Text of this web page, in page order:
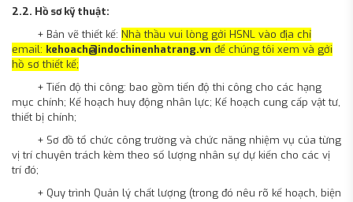
2.2. Hồ sơ kỹ thuật:
+ Bản vẽ thiết kế: Nhà thầu vui lòng gởi HSNL vào địa chỉ
email: kehoach@indochinenhatrang.vn để chúng tôi xem và gởi
hồ sơ thiết kế;
+ Tiến độ thi công: bao gồm tiến độ thi công cho các hạng
mục chính; Kế hoạch huy động nhân lực; Kế hoạch cung cấp vật tư,
thiết bị chính;
+ Sơ đồ tổ chức công trường và chức năng nhiệm vụ của từng
vị trí chuyên trách kèm theo số lượng nhân sự dự kiến cho các vị
trí đó;
+ Quy trình Quản lý chất lượng (trong đó nêu rõ kế hoạch, biện